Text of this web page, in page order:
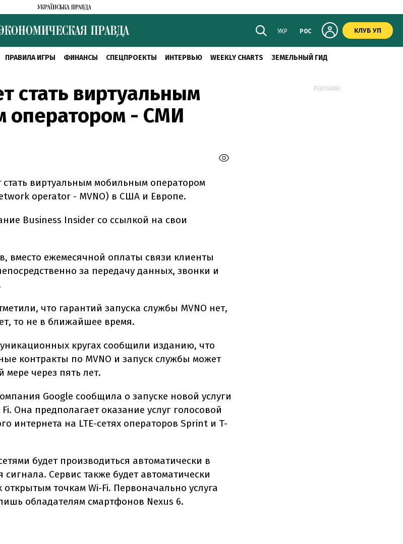
УКР РОС КЛУБ УП
ПРАВИЛА ИГРЫ ФИНАНСЫ СПЕЦПРОЕКТЫ ИНТЕРВЬЮ WEEKLY CHARTS ЗЕМЕЛЬНЫЙ ГИД
стать виртуальным
оператором - СМИ
виртуальным мобильным оператором
operator - MVNO) в США и Европе.
Business Insider со ссылкой на свои
вместо ежемесячной оплаты связи клиенты
за передачу данных, звонки и
что гарантий запуска службы MVNO нет,
то не в ближайшее время.
кругах сообщили изданию, что
контракты по MVNO и запуск службы может
мере через пять лет.
Google сообщила о запуске новой услуги
Она предполагает оказание услуг голосовой
интернета на LTE-сетях операторов Sprint и T-
будет производиться автоматически в
сигнала. Сервис также будет автоматически
точкам Wi-Fi. Первоначально услуга
обладателям смартфонов Nexus 6.
РЕКЛАМА: